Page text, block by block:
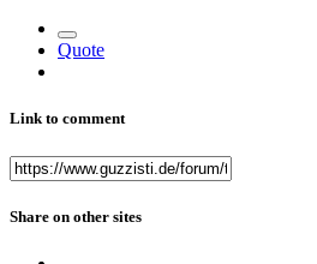
Quote
Link to comment
Share on other sites